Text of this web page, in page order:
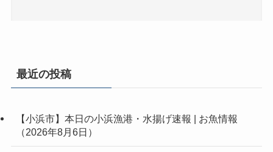
最近の投稿
【小浜市】本日の小浜漁港・水揚げ速報 | お魚情報
（2026年8月6日）